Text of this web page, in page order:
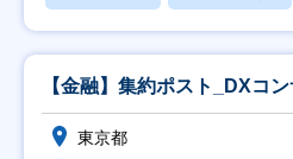
【金融】集約ポスト_DXコ
東京都